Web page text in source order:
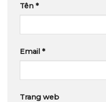
Tên *
Email *
Trang web